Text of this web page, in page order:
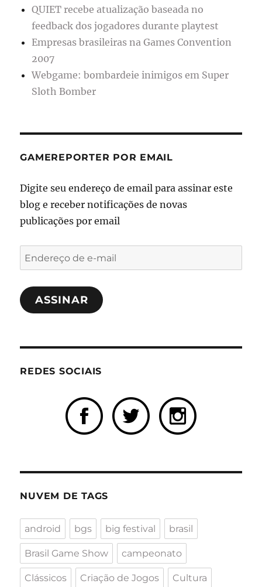
QUIET recebe atualização baseada no
feedback dos jogadores durante playtest
Empresas brasileiras na Games Convention
2007
Webgame: bombardeie inimigos em Super
Sloth Bomber
GAMEREPORTER POR EMAIL
Digite seu endereço de email para assinar este
blog e receber notificações de novas
publicações por email
Endereço
de
e-
mailASSINAR
REDES SOCIAIS
NUVEM DE TAGS
android bgs big festival brasil
Brasil Game Show campeonato
Clássicos Criação de Jogos Cultura